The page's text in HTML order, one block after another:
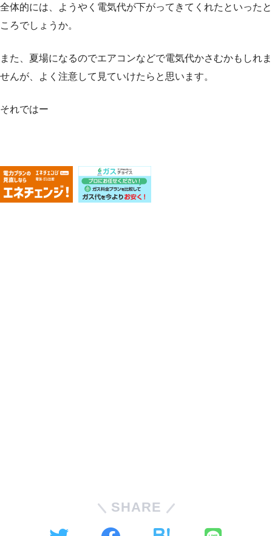
全体的には、ようやく電気代が下がってきてくれたといったと
ころでしょうか。
また、夏場になるのでエアコンなどで電気代かさむかもしれま
せんが、よく注意して見ていけたらと思います。
それではー
SHARE